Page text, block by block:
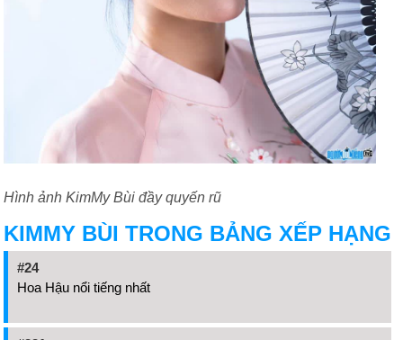
Hình ảnh KimMy Bùi đầy quyến rũ
KIMMY BÙI TRONG BẢNG XẾP HẠNG
#24
Hoa Hậu nổi tiếng nhất